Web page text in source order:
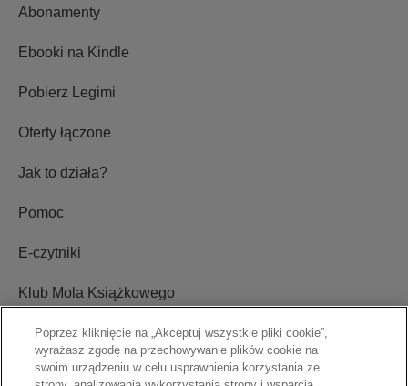
Abonamenty
Ebooki na Kindle
Pobierz Legimi
Oferty łączone
Jak to działa?
Pomoc
E-czytniki
Klub Mola Książkowego
Ustawienia plików cookie
Blog
Poprzez kliknięcie na „Akceptuj wszystkie pliki cookie”,
wyrażasz zgodę na przechowywanie plików cookie na
swoim urządzeniu w celu usprawnienia korzystania ze